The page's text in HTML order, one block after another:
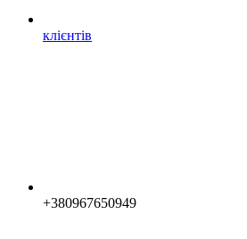
клієнтів
+380967650949